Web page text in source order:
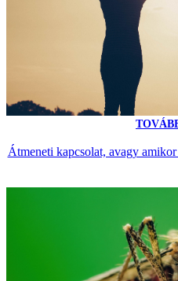
Átmeneti kapcsolat, avagy